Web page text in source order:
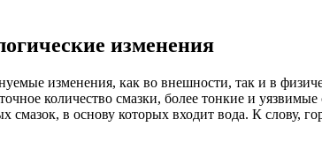
изменения
изменения, как во внешности, так и в
количество смазки, более тонкие и
смазок, в основу которых входит вода. К